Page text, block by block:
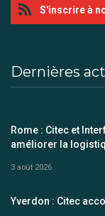
S'inscrire à
Dernières
Rome : Citec et
améliorer la
3 août 2026
Yverdon : Citec